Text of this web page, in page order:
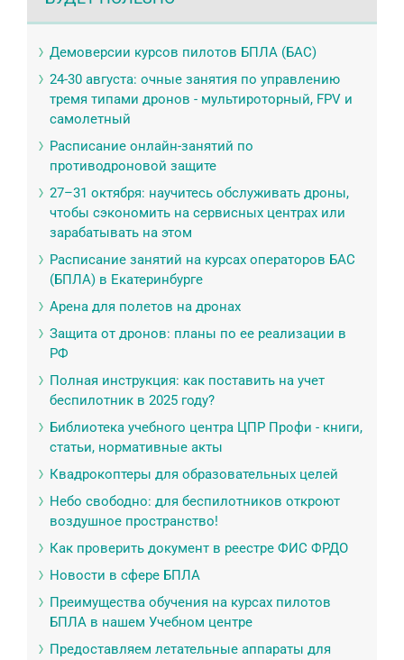
Демоверсии курсов пилотов БПЛА (БАС)
24-30 августа: очные занятия по управлению
тремя типами дронов - мультироторный, FPV и
самолетный
Расписание онлайн-занятий по
противодроновой защите
27–31 октября: научитесь обслуживать дроны,
чтобы сэкономить на сервисных центрах или
зарабатывать на этом
Расписание занятий на курсах операторов БАС
(БПЛА) в Екатеринбурге
Арена для полетов на дронах
Защита от дронов: планы по ее реализации в
РФ
Полная инструкция: как поставить на учет
беспилотник в 2025 году?
Библиотека учебного центра ЦПР Профи - книги,
статьи, нормативные акты
Квадрокоптеры для образовательных целей
Небо свободно: для беспилотников откроют
воздушное пространство!
Как проверить документ в реестре ФИС ФРДО
Новости в сфере БПЛА
Преимущества обучения на курсах пилотов
БПЛА в нашем Учебном центре
Предоставляем летательные аппараты для